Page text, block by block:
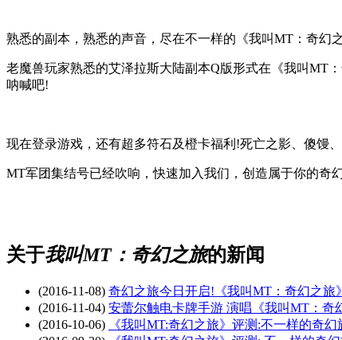
熟悉的副本，熟悉的声音，尽在不一样的《我叫MT：奇幻之
老魔兽玩家熟悉的艾泽拉斯大陆副本Q版形式在《我叫MT
呐喊吧!
现在登录游戏，还有超多符石及橙卡福利!死亡之影、傻馒
MT军团集结号已经吹响，快速加入我们，创造属于你的奇
关于我叫MT：奇幻之旅的新闻
(2016-11-08) 奇幻之旅今日开启!《我叫MT：奇幻之旅
(2016-11-04) 安蕾尔触电卡牌手游 演唱《我叫MT：奇
(2016-10-06)
《我叫MT:奇幻之旅》评测:不一样的奇幻